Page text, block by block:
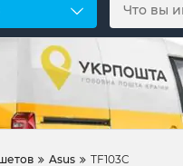
Asus TF103C